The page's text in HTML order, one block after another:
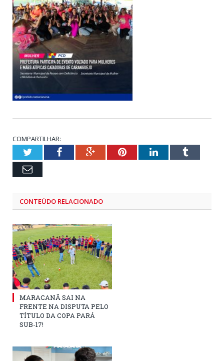
COMPARTILHAR:
TwitterFacebookGoogle+PinterestLinkedInTumblr
Email
CONTEÚDO RELACIONADO
MARACANÃ SAI NA
FRENTE NA DISPUTA PELO
TÍTULO DA COPA PARÁ
SUB-17!